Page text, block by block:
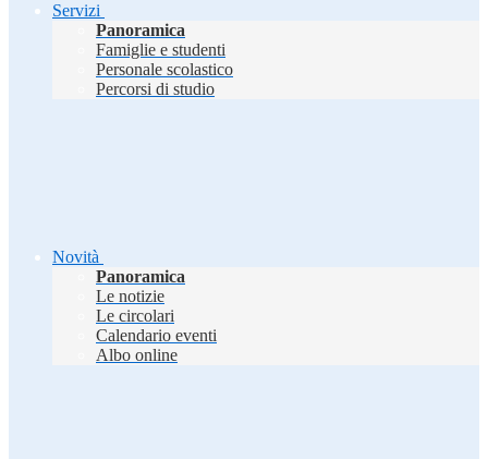
Servizi
Panoramica
Famiglie e studenti
Personale scolastico
Percorsi di studio
Novità
Panoramica
Le notizie
Le circolari
Calendario eventi
Albo online